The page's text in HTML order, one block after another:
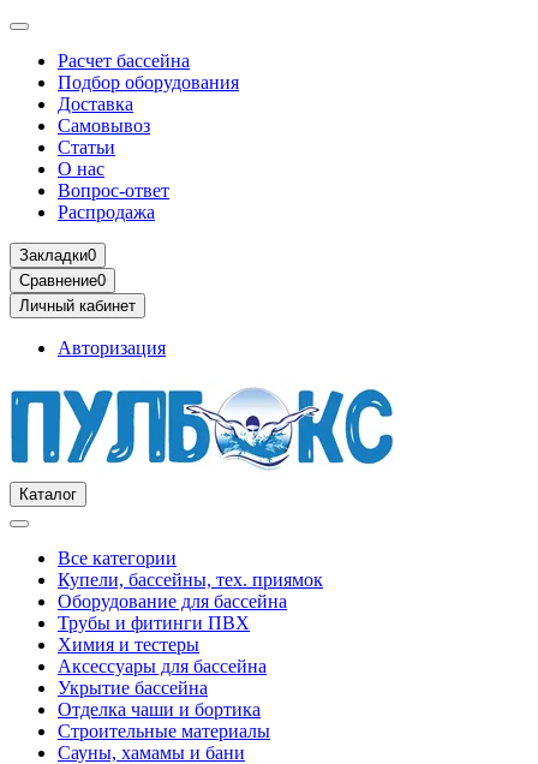
Расчет бассейна
Подбор оборудования
Доставка
Самовывоз
Статьи
О нас
Вопрос-ответ
Распродажа
Закладки0
Сравнение0
Личный кабинет
Авторизация
Каталог
Все категории
Купели, бассейны, тех. приямок
Оборудование для бассейна
Трубы и фитинги ПВХ
Химия и тестеры
Аксессуары для бассейна
Укрытие бассейна
Отделка чаши и бортика
Строительные материалы
Сауны, хамамы и бани